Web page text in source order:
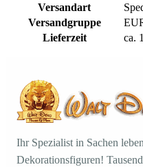
Versandart
Versandgruppe
Lieferzeit
ca.
Ihr Spezialist in Sachen
Dekorationsfiguren!